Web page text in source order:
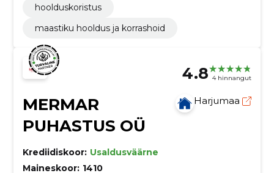
hoolduskoristus
maastiku hooldus ja korrashoid
4.8 4 hinnangut
MERMAR
PUHASTUS OÜ
Harjumaa
Krediidiskoor: Usaldusväärne
Maineskoor: 1410